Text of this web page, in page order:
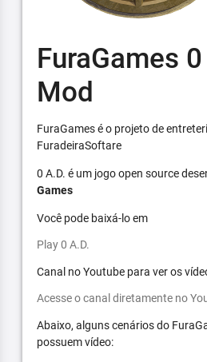
FuraGames 0
Mod
FuraGames é o projeto de
FuradeiraSoftare
0 A.D. é um jogo open source
Games
Você pode baixá-lo em
Play 0 A.D.
Canal no Youtube para ver os
Acesse o canal diretamente no
Abaixo, alguns cenários do
possuem vídeo: